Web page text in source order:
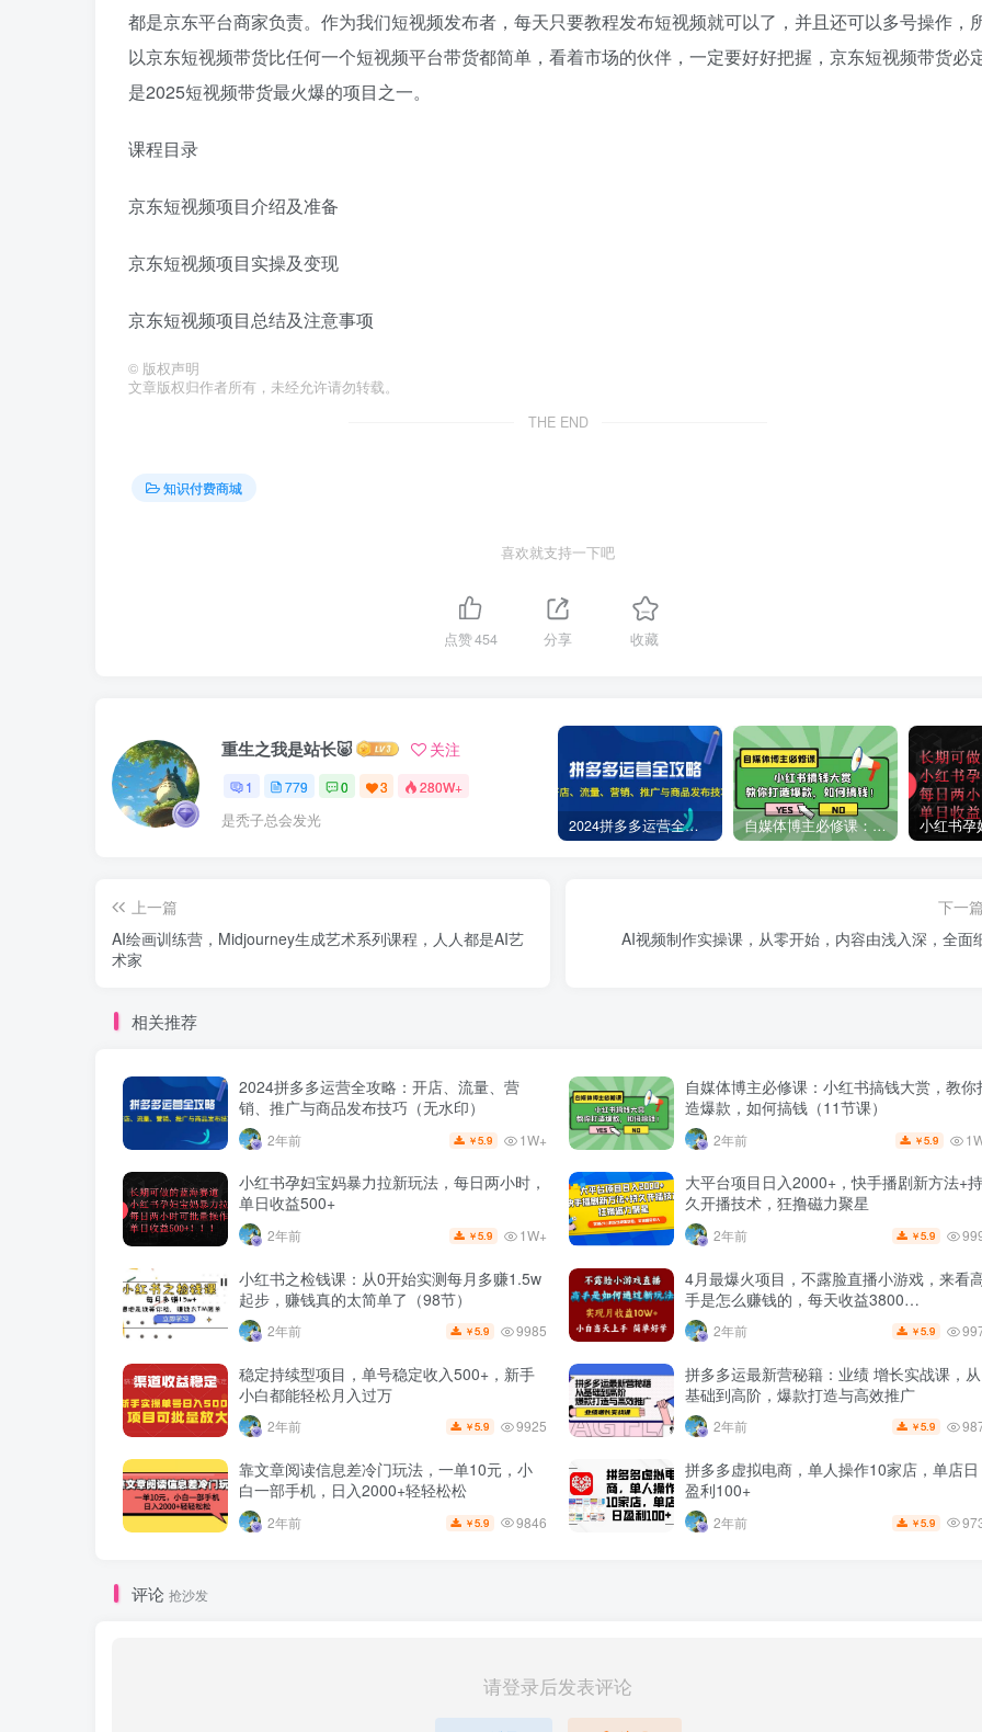
都是京东平台商家负责。作为我们短视频发布者，每天只要教程发布短视频就可以了，并且还可以多号操作，
以京东短视频带货比任何一个短视频平台带货都简单，看着市场的伙伴，一定要好好把握，京东短视频带货必
是2025短视频带货最火爆的项目之一。
课程目录
京东短视频项目介绍及准备
京东短视频项目实操及变现
京东短视频项目总结及注意事项
© 版权声明
文章版权归作者所有，未经允许请勿转载。
THE END
知识付费商城
喜欢就支持一下吧
点赞454 分享 收藏
重生之我是站长🐷 关注
1 779 0 3 280W+
是秃子总会发光 2024拼多多运营全攻略：开店、流量、营销、推广与商品发布技巧（无水印） 自媒体博主必修课：小红书搞钱大赏，教你打造爆款，如何搞钱（11节课）
上一篇
AI绘画训练营，Midjourney生成艺术系列课程，人人都是AI艺
术家
下一篇
AI视频制作实操课，从零开始，内容由浅入深，全面
相关推荐
2024拼多多运营全攻略：开店、流量、营
销、推广与商品发布技巧（无水印）
2年前 ￥5.9 1W+
自媒体博主必修课：小红书搞钱大赏，教你
造爆款，如何搞钱（11节课）
2年前 ￥5.9
小红书孕妇宝妈暴力拉新玩法，每日两小时，
单日收益500+
2年前 ￥5.9 1W+
大平台项目日入2000+，快手播剧新方法+持
久开播技术，狂撸磁力聚星
2年前 ￥5.9
小红书之检钱课：从0开始实测每月多赚1.5w
起步，赚钱真的太简单了（98节）
2年前 ￥5.9 9985
4月最爆火项目，不露脸直播小游戏，来看
手是怎么赚钱的，每天收益3800…
2年前 ￥5.9
稳定持续型项目，单号稳定收入500+，新手
小白都能轻松月入过万
2年前 ￥5.9 9925
拼多多运最新营秘籍：业绩 增长实战课，从
基础到高阶，爆款打造与高效推广
2年前 ￥5.9
靠文章阅读信息差冷门玩法，一单10元，小
白一部手机，日入2000+轻轻松松
2年前 ￥5.9 9846
拼多多虚拟电商，单人操作10家店，单店日
盈利100+
2年前 ￥5.9
评论 抢沙发
请登录后发表评论